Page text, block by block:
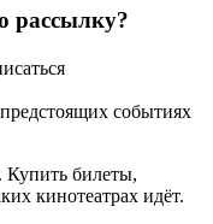
рассылку?
событиях
Купить билеты,
кинотеатрах идёт.